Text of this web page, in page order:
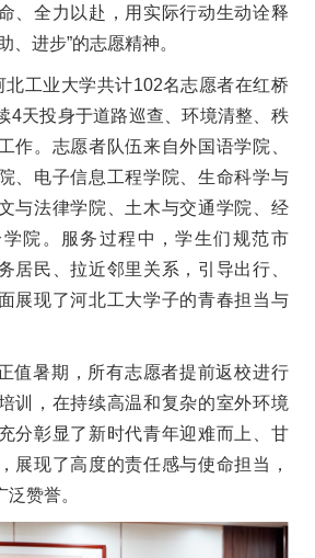
、全力以赴，用实际行动生动诠释
、进步”的志愿精神。
北工业大学共计102名志愿者在红桥
4天投身于道路巡查、环境清整、秩
作。志愿者队伍来自外国语学院、
、电子信息工程学院、生命科学与
与法律学院、土木与交通学院、经
院。服务过程中，学生们规范市
居民、拉近邻里关系，引导出行、
展现了河北工大学子的青春担当与
值暑期，所有志愿者提前返校进行
训，在持续高温和复杂的室外环境
分彰显了新时代青年迎难而上、甘
展现了高度的责任感与使命担当，
赞誉。